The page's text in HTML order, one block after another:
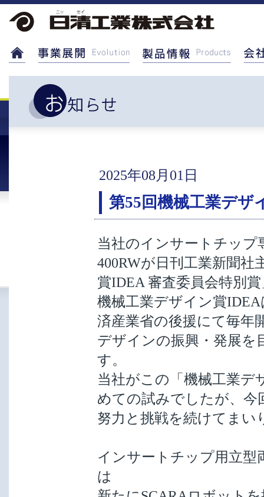
2025年08月01日
第55回機械工業デザ
当社のインサートチップ
400RWが日刊工業新聞社
賞IDEA 審査委員会特別
機械工業デザイン賞
済産業省の後援にて毎年
デザインの振興・発展を
す。
当社がこの「機械工業デ
めての試みでしたが、今
努力と挑戦を続けてまい
インサートチップ用立型
は